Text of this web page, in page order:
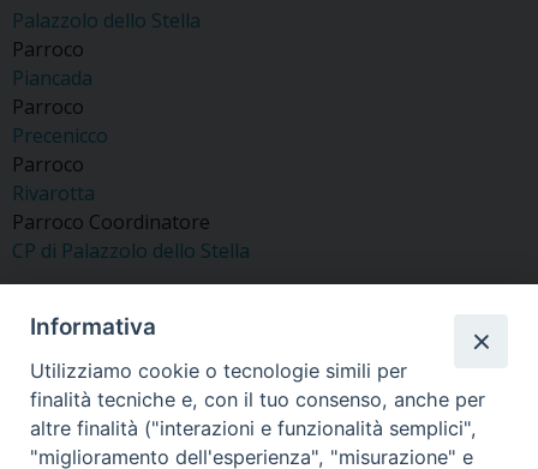
Palazzolo dello Stella
Parroco
Piancada
Parroco
Precenicco
Parroco
Rivarotta
Parroco Coordinatore
CP di Palazzolo dello Stella
Zenarola Don Maurizio
Nali Don Roberto
Informativa
Utilizziamo cookie o tecnologie simili per
finalità tecniche e, con il tuo consenso, anche per
altre finalità ("interazioni e funzionalità semplici",
"miglioramento dell'esperienza", "misurazione" e